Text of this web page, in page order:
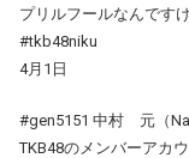
プリルフールなんで
#tkb48niku
4月1日
#gen5151 中村 元（
TKB48のメンバーアカ